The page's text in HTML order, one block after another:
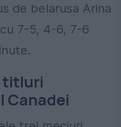
de belarusa Arina
7-5, 4-6, 7-6
titluri
Canadei